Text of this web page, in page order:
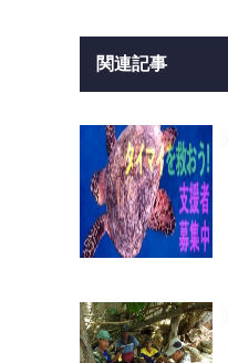
関連記事